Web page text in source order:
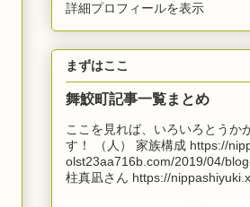
詳細プロフィールを表示
まずはここ
舞鮫町記事一覧まとめ
ここを見れば、いろいろとうか
す！ （人） 家族構成 https://
olst23aa716b.com/2019/04/
柱真凪さん https://